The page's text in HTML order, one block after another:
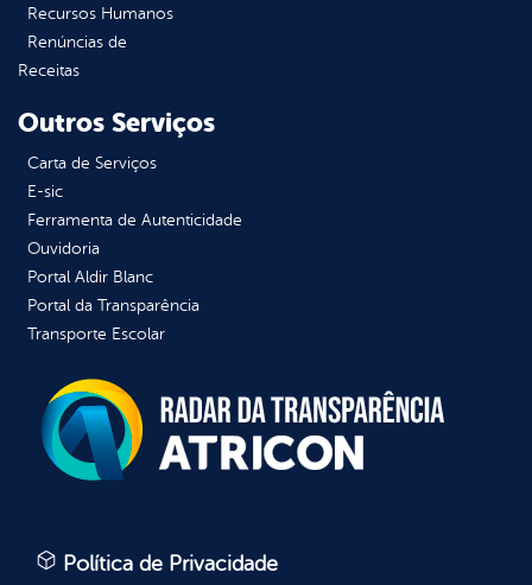
Recursos Humanos
Renúncias de
Receitas
Outros Serviços
Carta de Serviços
E-sic
Ferramenta de Autenticidade
Ouvidoria
Portal Aldir Blanc
Portal da Transparência
Transporte Escolar
Política de Privacidade